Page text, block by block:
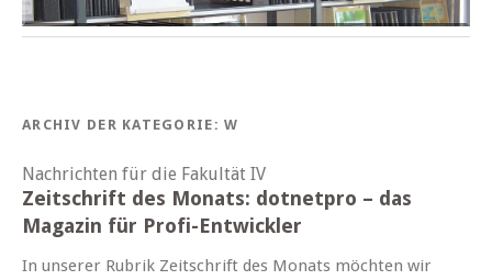
ARCHIV DER KATEGORIE:W
Nachrichten für die Fakultät IV
Zeitschrift des Monats: dotnetpro – das
Magazin für Profi-Entwickler
In unserer Rubrik Zeitschrift des Monats möchten wir